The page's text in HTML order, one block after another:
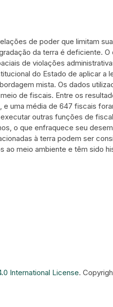
de poder que limitam
da terra é deficiente.
de violações
do Estado de aplicar a
mista. Os dados
de fiscais. Entre os
e uma média de 647 fiscais
outras funções de
o que enfraquece seu
à terra podem ser
ao meio ambiente e têm sido
International License.